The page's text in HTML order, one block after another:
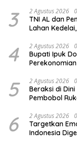
3 2 Agustus 2026
TNI AL dan
Lahan
4 2 Agustus 2026
Bupati Ipuk
5 2 Agustus 2026
Beraksi di
Pembobol
6 2 Agustus 2026
Targetkan
Indonesia